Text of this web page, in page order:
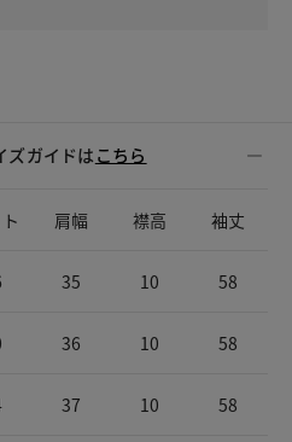
ズガイドは こちら
肩幅 襟高 袖丈
35 10 58
36 10 58
37 10 58